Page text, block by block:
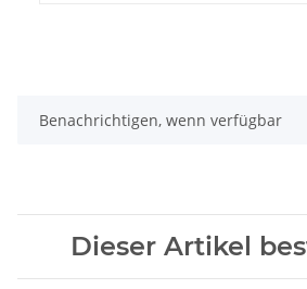
Benachrichtigen, wenn verfügbar
Dieser Artikel